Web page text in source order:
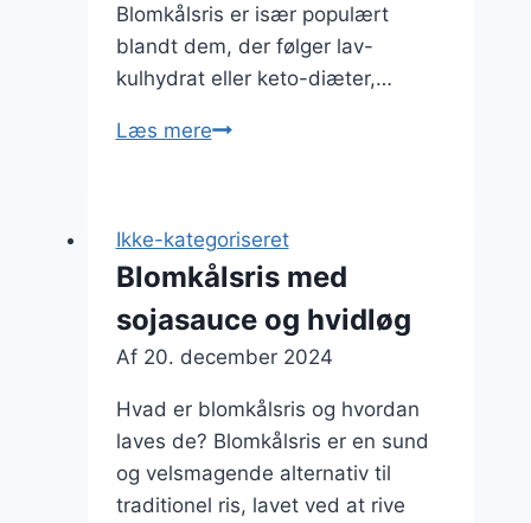
Blomkålsris er især populært
blandt dem, der følger lav-
kulhydrat eller keto-diæter,…
Læs mereBlomkålsris
fløde
Ikke-kategoriseret
Blomkålsris med
sojasauce og hvidløg
Af 20. december 2024
Hvad er blomkålsris og hvordan
laves de? Blomkålsris er en sund
og velsmagende alternativ til
traditionel ris, lavet ved at rive